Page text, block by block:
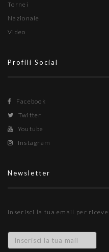
Tornei
Nazionale
Video
Profili Social
Facebook
Twitter
Youtube
Instagram
Newsletter
Inserisci la tua email per